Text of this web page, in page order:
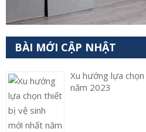
BÀI MỚI CẬP NHẬT
Xu hướng lựa
năm 2023